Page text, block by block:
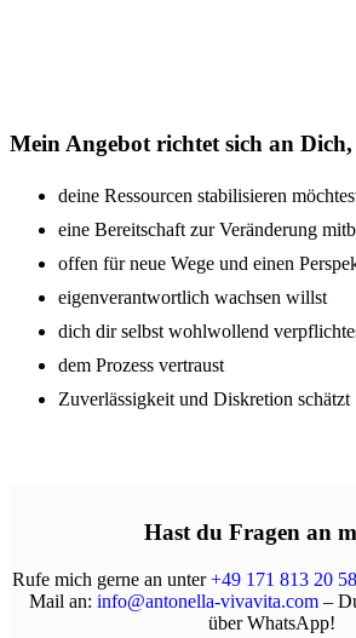
Mein Angebot richtet sich an
deine Ressourcen stabilisieren
eine Bereitschaft zur Veränderung
offen für neue Wege und einen
eigenverantwortlich wachsen willst
dich dir selbst wohlwollend
dem Prozess vertraust
Zuverlässigkeit und Diskretion schätzt
Hast du Fragen an
Rufe mich gerne an unter+49 171 813 20 58
Mail an: info@antonella-vivavita.com–
über WhatsApp!